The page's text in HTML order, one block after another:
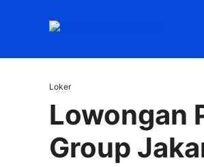
Loker
Lowongan
Group